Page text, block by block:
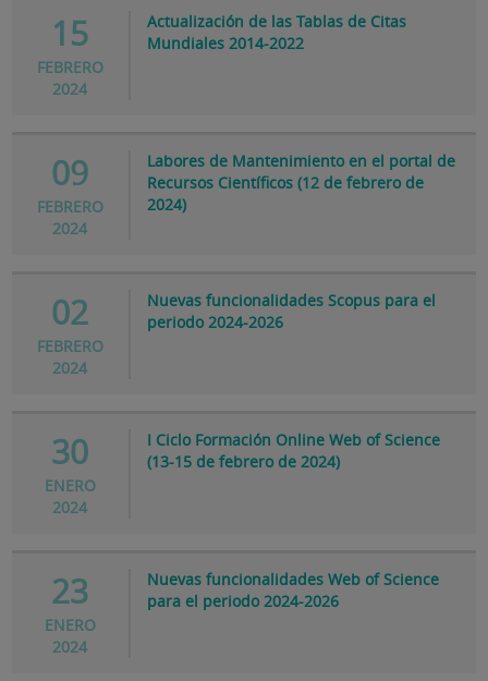
15
FEBRERO
2024
Actualización de las Tablas de Citas
Mundiales 2014-2022
09
FEBRERO
2024
Labores de Mantenimiento en el portal de
Recursos Científicos (12 de febrero de
2024)
02
FEBRERO
2024
Nuevas funcionalidades Scopus para el
periodo 2024-2026
30
ENERO
2024
I Ciclo Formación Online Web of Science
(13-15 de febrero de 2024)
23
ENERO
2024
Nuevas funcionalidades Web of Science
para el periodo 2024-2026